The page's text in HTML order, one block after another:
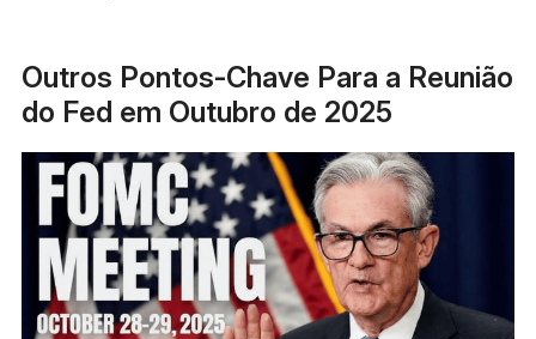
Outros Pontos-Chave Para a Reunião
do Fed em Outubro de 2025